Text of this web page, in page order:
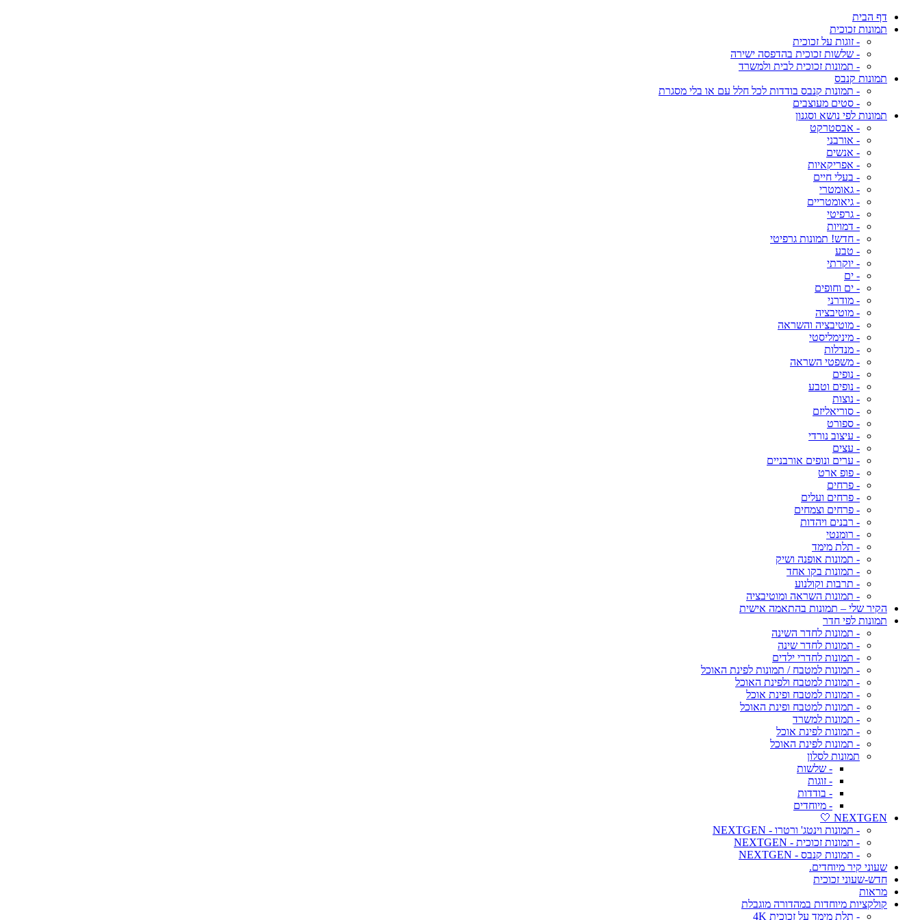
דף הבית
תמונות זכוכית
- זוגות על זכוכית
- שלשות זכוכית בהדפסה ישירה
- תמונות זכוכית לבית ולמשרד
תמונות קנבס
- תמונות קנבס בודדות לכל חלל עם או בלי מסגרת
- סטים מעוצבים
תמונות לפי נושא וסגנון
- אבסטרקט
- אורבני
- אנשים
- אפריקאיות
- בעלי חיים
- גאומטרי
- גיאומטריים
- גרפיטי
- דמויות
- חדש! תמונות גרפיטי
- טבע
- יוקרתי
- ים
- ים וחופים
- מודרני
- מוטיבציה
- מוטיבציה והשראה
- מינימליסטי
- מנדלות
- משפטי השראה
- נופים
- נופים וטבע
- נוצות
- סוריאליזם
- ספורט
- עיצוב נורדי
- עצים
- ערים ונופים אורבניים
- פופ ארט
- פרחים
- פרחים ועלים
- פרחים וצמחים
- רבנים ויהדות
- רומנטי
- תלת מימד
- תמונות אופנה ושיק
- תמונות בקו אחד
- תרבות וקולנוע
- תמונות השראה ומוטיבציה
הקיר שלי – תמונות בהתאמה אישית
תמונות לפי חדר
- תמונות לחדר השינה
- תמונות לחדר שינה
- תמונות לחדרי ילדים
- תמונות למטבח / תמונות לפינת האוכל
- תמונות למטבח ולפינת האוכל
- תמונות למטבח ופינת אוכל
- תמונות למטבח ופינת האוכל
- תמונות למשרד
- תמונות לפינת אוכל
- תמונות לפינת האוכל
תמונות לסלון
- שלשות
- זוגות
- בודדות
- מיוחדים
NEXTGEN 🤍
- תמונות וינטג' ורטרו - NEXTGEN
- תמונות זכוכית - NEXTGEN
- תמונות קנבס - NEXTGEN
שעוני קיר מיוחדים.
חדש-שעוני זכוכית
מראות
קולקציות מיוחדות במהדורה מוגבלת
- תלת מימד על זכוכית 4K